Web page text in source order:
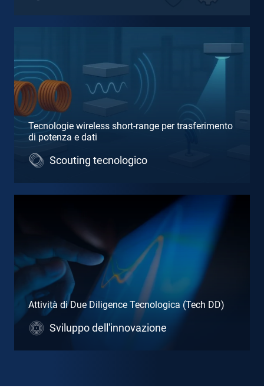
Tecnologie wireless short-range per trasferimento
di potenza e dati
Scouting tecnologico
Attività di Due Diligence Tecnologica (Tech DD)
Sviluppo dell'innovazione